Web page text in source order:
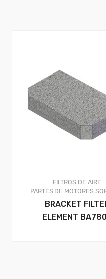
FILTROS DE AIRE
PARTES DE MOTORES
BRACKET
ELEMENT